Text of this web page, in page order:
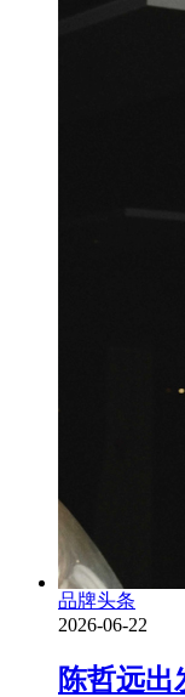
品牌头条
2026-06-22
陈哲远